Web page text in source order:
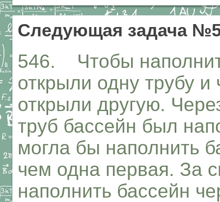
Следующая задача
546. Чтобы
открыли одну трубу
открыли другую.
труб бассейн был
могла бы наполнить
чем одна первая. За
наполнить бассейн